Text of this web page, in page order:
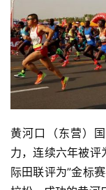
黄河口（东营）
力，连续六年被评
际田联评为”金标